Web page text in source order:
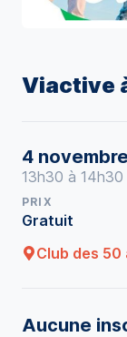
Viactive
4
13h30 à 14h30
PRIX
Gratuit
Club des
Aucune